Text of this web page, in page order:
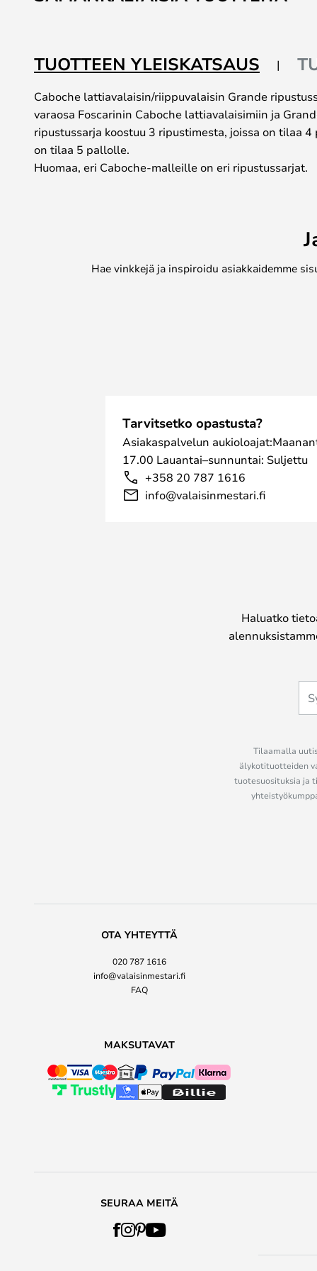
the
the
images
gallery
TUOTTEEN YLEISKATSAUS
Caboche lattiavalaisin/riippuvalaisin Grande
varaosa Foscarinin Caboche lattiavalaisimiin ja
ripustussarja koostuu 3 ripustimesta, joissa on tilaa
on tilaa 5 pallolle.
Huomaa, eri Caboche-malleille on eri ripustussarjat.
Hae vinkkejä ja inspiroidu asiakkaidemme
Tarvitsetko opastusta?
Asiakaspalvelun
17.00 Lauantai–sunnuntai: Suljettu
+358 20 787 1616
info@valaisinmestari.fi
Haluatko
Tilaamalla
älykotituotteiden
tuotesuosituksia ja
OTA YHTEYTTÄ
020 787 1616
info@valaisinmestari.fi
FAQ
MAKSUTAVAT
SEURAA MEITÄ